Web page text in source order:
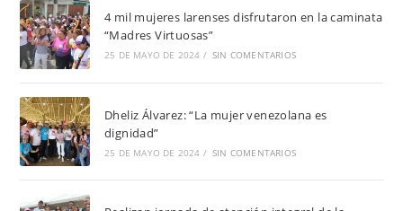
4 mil mujeres larenses disfrutaron en la caminata
“Madres Virtuosas”
25 DE MAYO DE 2024 / SIN COMENTARIOS
Dheliz Álvarez: “La mujer venezolana es
dignidad”
25 DE MAYO DE 2024 / SIN COMENTARIOS